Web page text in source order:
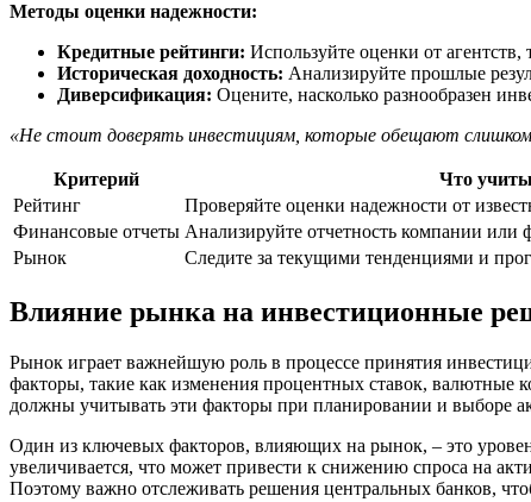
Методы оценки надежности:
Кредитные рейтинги: Используйте оценки от
Историческая доходность: Анализируйте прошлые
Диверсификация: Оцените, насколько разнообразен
«Не стоит доверять инвестициям, которые обещают
Критерий
Что
Рейтинг
Проверяйте оценки надежности от
Финансовые отчеты Анализируйте отчетность компании или
Рынок
Следите за текущими тенденциями и
Влияние рынка на инвестиционные
Рынок играет важнейшую роль в процессе принятия
факторы, такие как изменения процентных ставок, валютные
должны учитывать эти факторы при планировании и выборе
Один из ключевых факторов, влияющих на рынок, – это
увеличивается, что может привести к снижению спроса на
Поэтому важно отслеживать решения центральных банков,